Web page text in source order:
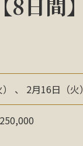
、 2月16日（火）